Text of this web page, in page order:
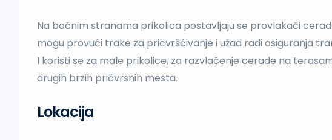
Na bočnim stranama prikolica postavljaju se provlakači
mogu provući trake za pričvršćivanje i užad radi osiguranja
I koristi se za male prikolice, za razvlačenje cerade na
drugih brzih pričvrsnih mesta.
Lokacija